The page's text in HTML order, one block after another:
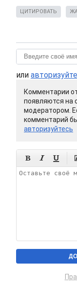
ЦИТИРОВАТЬ
или
Комментарии
появляются на
модератором.
комментарий
авторизуйтесь
  